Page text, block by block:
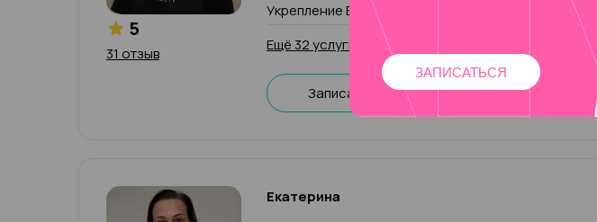
5
31 отзыв
Укрепление Build Luxio
Ещё 32 услуги
Записаться
Екатерина
ЗАПИСАТЬСЯ